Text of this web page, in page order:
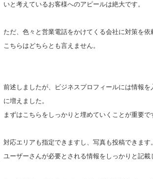
いと考えているお客様へのアピールは絶大です。
ただ、色々と営業電話をかけてくる会社に対策を依
こちらはどちらとも言えません。
前述しましたが、ビジネスプロフィールには情報を
に増えました。
まずはこちらをしっかりと埋めていくことが重要で
対応エリアも指定できますし、写真も投稿できます。
ユーザーさんが必要とされる情報をしっかりと記載